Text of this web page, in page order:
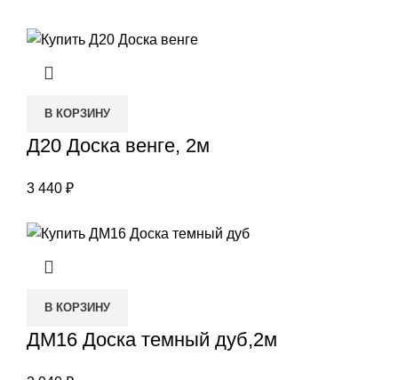
В КОРЗИНУ
Д20 Доска венге, 2м
3 440 ₽
В КОРЗИНУ
ДМ16 Доска темный дуб,2м